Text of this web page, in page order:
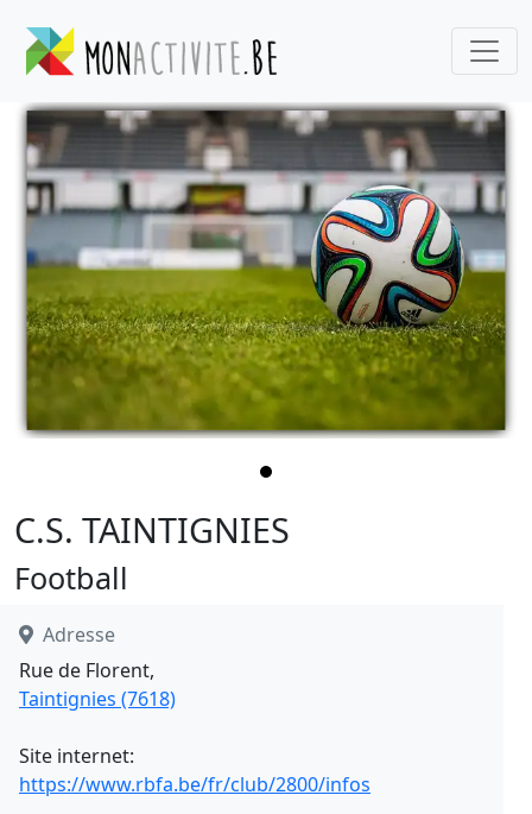
C.S. TAINTIGNIES
Football
Adresse
Rue de Florent,
Taintignies (7618)
Site internet:
https://www.rbfa.be/fr/club/2800/infos